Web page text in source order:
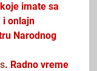
imate sa
i onlajn
Narodnog
. Radno vreme